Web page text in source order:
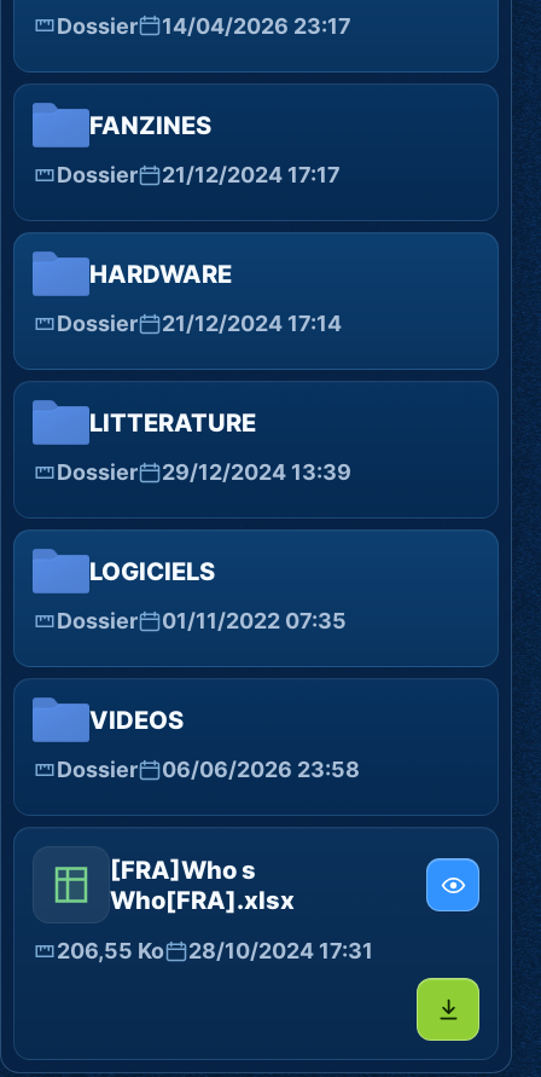
Dossier 14/04/2026 23:17
FANZINES
Dossier 21/12/2024 17:17
HARDWARE
Dossier 21/12/2024 17:14
LITTERATURE
Dossier 29/12/2024 13:39
LOGICIELS
Dossier 01/11/2022 07:35
VIDEOS
Dossier 06/06/2026 23:58
[FRA]Who s
Who[FRA].xlsx
206,55 Ko 28/10/2024 17:31